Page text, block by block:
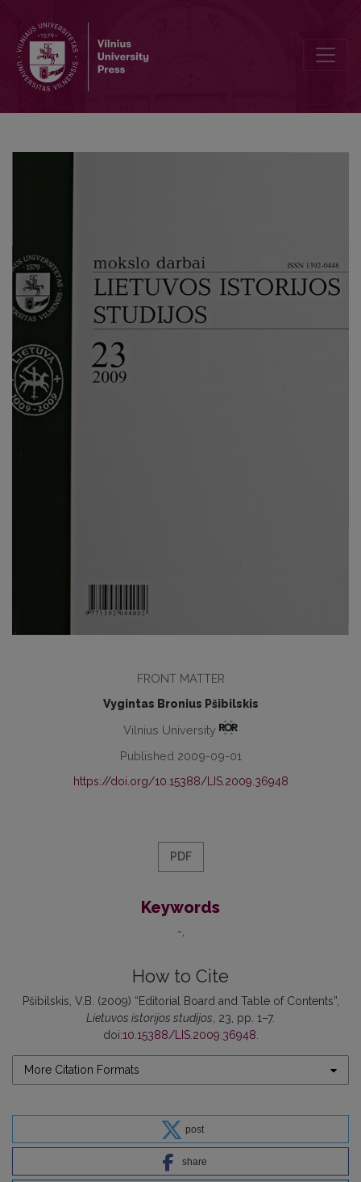
FRONT MATTER
Vygintas Bronius Pšibilskis
Vilnius University
Published 2009-09-01
https://doi.org/10.15388/LIS.2009.36948
PDF
Keywords
-
How to Cite
Pšibilskis, V.B. (2009) “Editorial Board and Table of Contents”,
Lietuvos istorijos studijos , 23, pp. 1–7.
doi:10.15388/LIS.2009.36948
More Citation Formats
post
share